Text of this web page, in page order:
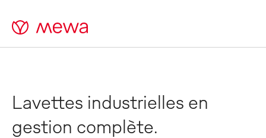
Lavettes industrielles en
gestion complète.